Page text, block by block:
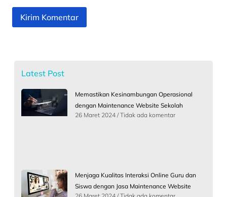
Latest Post
Memastikan Kesinambungan Operasional
dengan Maintenance Website Sekolah
26 Maret 2024 Tidak ada komentar
Menjaga Kualitas Interaksi Online Guru dan
Siswa dengan Jasa Maintenance Website